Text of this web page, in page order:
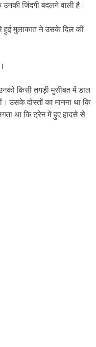
जिंदगी बदलने वाली है।
हुई मुलाकात ने उसके दिल की
किसी तगड़ी मुसीबत में डाल
उसके दोस्तों का मानना था कि
था कि ट्रेन में हुए हादसे से